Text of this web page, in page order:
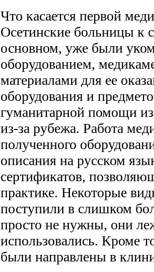
Что касается первой
Осетинские больницы к
основном, уже были
оборудованием,
материалами для ее
оборудования и
гуманитарной помощи
из-за рубежа. Работа
полученного
описания на русском
сертификатов,
практике. Некоторые
поступили в слишком
просто не нужны, они
использовались. Кроме
были направлены в